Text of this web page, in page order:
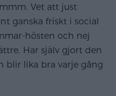
Vet att just
ganska friskt i social
hösten och nej
Har själv gjort den
blir lika bra varje gång